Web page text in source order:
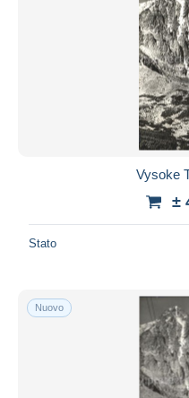
Vysoke
±
Stato
Nuovo